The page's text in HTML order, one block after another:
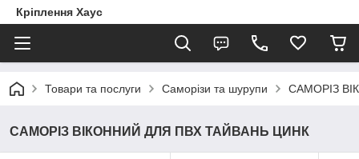
Кріплення Хаус
Товари та послуги Саморізи та шурупи САМОРІЗ
САМОРІЗ ВІКОННИЙ ДЛЯ ПВХ ТАЙВАНЬ ЦИНК